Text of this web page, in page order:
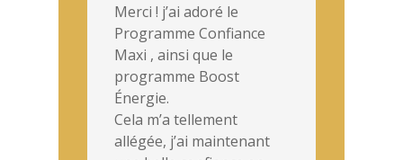
Merci ! j’ai adoré le
Programme Confiance
Maxi , ainsi que le
programme Boost
Énergie.
Cela m’a tellement
allégée, j’ai maintenant